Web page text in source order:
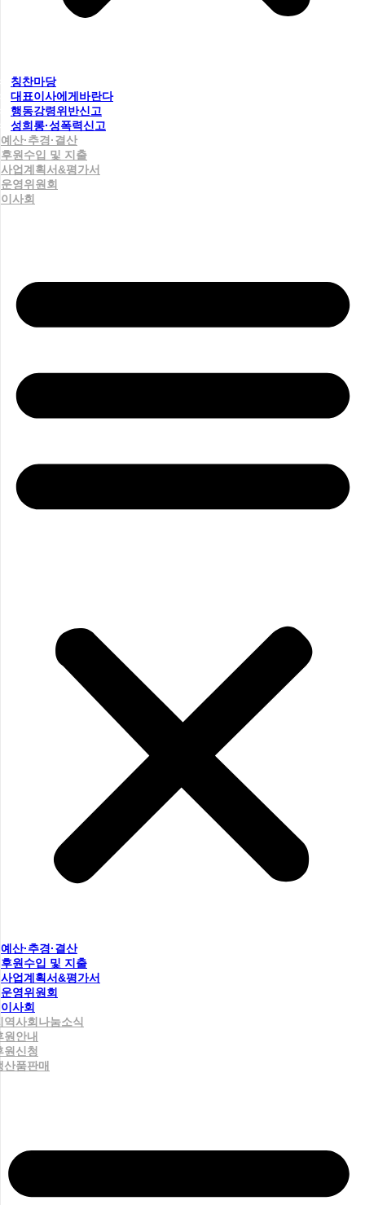
칭찬마당
대표이사에게바란다
행동강령위반신고
성희롱·성폭력신고
예산·추경·결산
후원수입 및 지출
사업계획서&평가서
운영위원회
이사회
예산·추경·결산
후원수입 및 지출
사업계획서&평가서
운영위원회
이사회
역사회나눔소식
원안내
원신청
산품판매